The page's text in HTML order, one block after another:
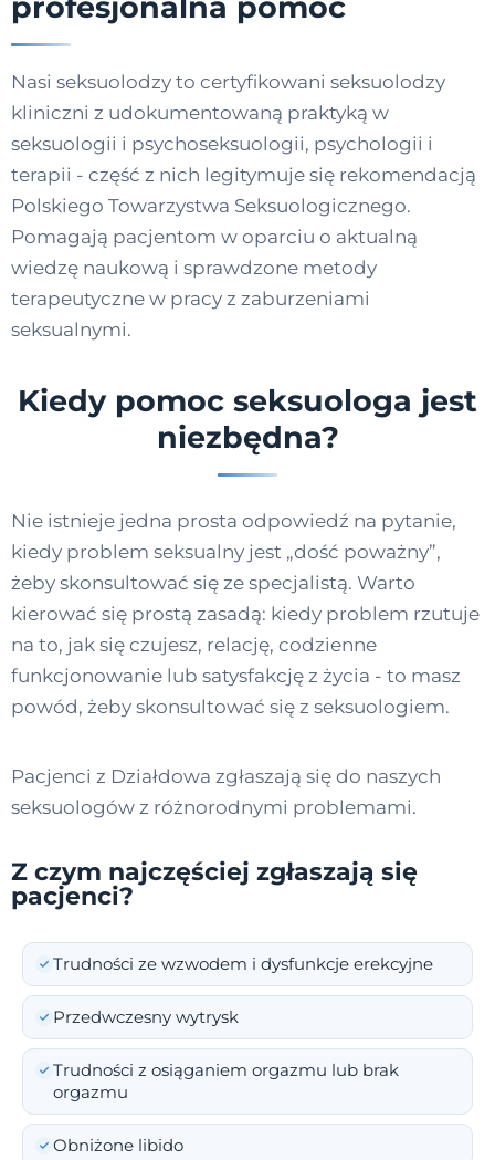
Nasi seksuolodzy to certyfikowani seksuolodzy
kliniczni z udokumentowaną praktyką w
seksuologii i psychoseksuologii, psychologii i
terapii - część z nich legitymuje się rekomendacją
Polskiego Towarzystwa Seksuologicznego.
Pomagają pacjentom w oparciu o aktualną
wiedzę naukową i sprawdzone metody
terapeutyczne w pracy z zaburzeniami
seksualnymi.
Kiedy pomoc seksuologa jest
niezbędna?
Nie istnieje jedna prosta odpowiedź na pytanie,
kiedy problem seksualny jest „dość poważny”,
żeby skonsultować się ze specjalistą. Warto
kierować się prostą zasadą: kiedy problem rzutuje
na to, jak się czujesz, relację, codzienne
funkcjonowanie lub satysfakcję z życia - to masz
powód, żeby skonsultować się z seksuologiem.
Pacjenci z Działdowa zgłaszają się do naszych
seksuologów z różnorodnymi problemami.
Z czym najczęściej zgłaszają się
pacjenci?
Trudności ze wzwodem i dysfunkcje erekcyjne
Przedwczesny wytrysk
Trudności z osiąganiem orgazmu lub brak
orgazmu
Obniżone libido